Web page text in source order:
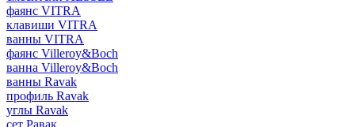
фаянс VITRA
клавиши VITRA
ванны VITRA
фаянс Villeroy&Boch
ванна Villeroy&Boch
ванны Ravak
профиль Ravak
углы Ravak
сет Равак